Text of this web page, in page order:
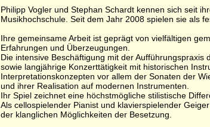
Philipp Vogler und Stephan Schardt kennen sich seit
Musikhochschule. Seit dem Jahr 2008 spielen sie als
Ihre gemeinsame Arbeit ist geprägt von vielfältigen
Erfahrungen und Überzeugungen.
Die intensive Beschäftigung mit der Aufführungspraxis
sowie langjährige Konzerttätigkeit mit historischen
Interpretationskonzepten vor allem der Sonaten der
und ihrer Realisation auf modernen Instrumenten.
Ihr Spiel zeichnet eine höchstmögliche stilistische
Als cellospielender Pianist und klavierspielender
der klanglichen Möglichkeiten der Besetzung.